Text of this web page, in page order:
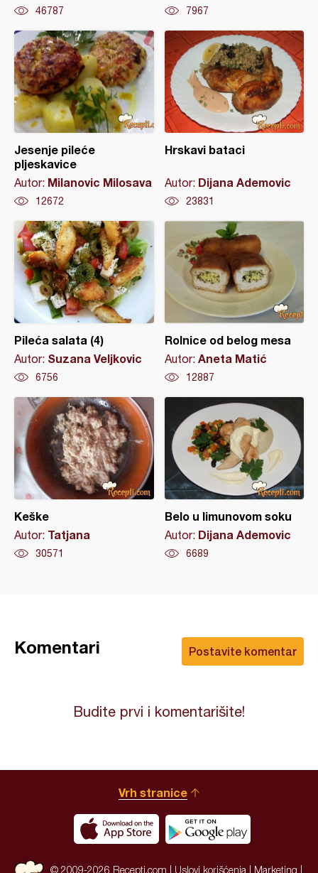
46787 7967
Jesenje pileće
pljeskavice
Autor: Milanovic Milosava
12672
Hrskavi bataci
Autor: Dijana Ademovic
23831
Pileća salata (4)
Autor: Suzana Veljkovic
6756
Rolnice od belog mesa
Autor: Aneta Matić
12887
Keške
Autor: Tatjana
30571
Belo u limunovom soku
Autor: Dijana Ademovic
6689
Postavite komentar
Komentari
Budite prvi i komentarišite!
Vrh stranice
© 2009-2026 Recepti.com | Uslovi korišćenja Marketing